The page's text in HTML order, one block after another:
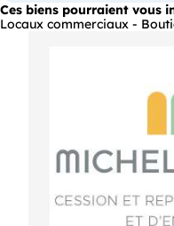
Ces biens pourraient vous
Locaux commerciaux -